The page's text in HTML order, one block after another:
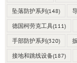
坠落防护系列(148)
德国柯劳克工具(111)
手部防护系列(320)
接地和跳线设备(187)